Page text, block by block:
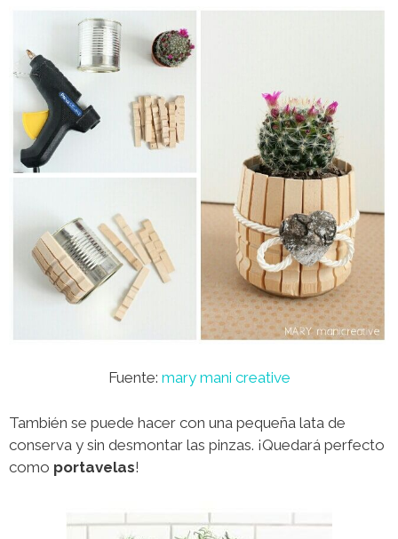
Fuente: mary mani creative
También se puede hacer con una pequeña lata de
conserva y sin desmontar las pinzas. ¡Quedará perfecto
como portavelas!